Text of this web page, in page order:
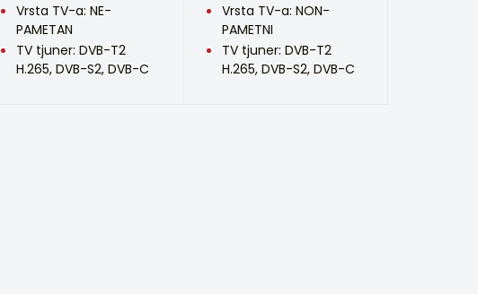
Vrsta TV-a: NE-
PAMETAN
TV tjuner: DVB-T2
H.265, DVB-S2, DVB-C
Vrsta TV-a: NON-
PAMETNI
TV tjuner: DVB-T2
H.265, DVB-S2, DVB-C